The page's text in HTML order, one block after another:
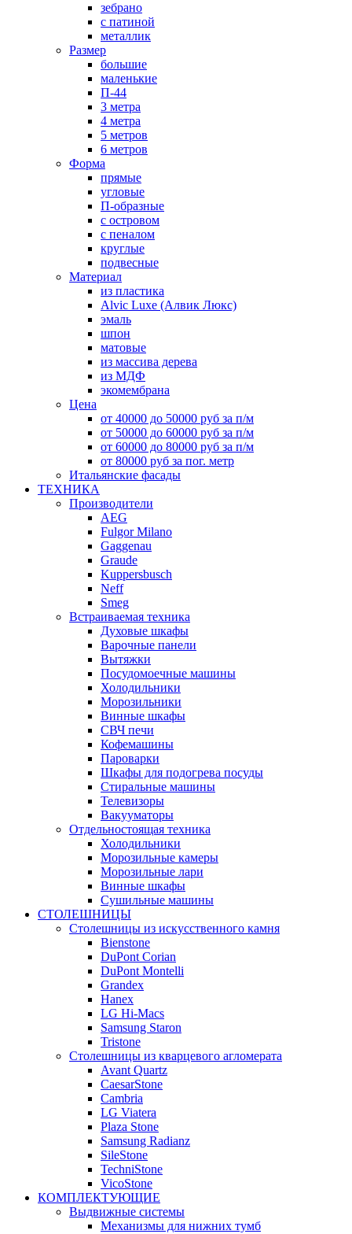
зебрано
с патиной
металлик
Размер
большие
маленькие
П-44
3 метра
4 метра
5 метров
6 метров
Форма
прямые
угловые
П-образные
с островом
с пеналом
круглые
подвесные
Материал
из пластика
Alvic Luxe (Алвик Люкс)
эмаль
шпон
матовые
из массива дерева
из МДФ
экомембрана
Цена
от 40000 до 50000 руб за п/м
от 50000 до 60000 руб за п/м
от 60000 до 80000 руб за п/м
от 80000 руб за пог. метр
Итальянские фасады
ТЕХНИКА
Производители
AEG
Fulgor Milano
Gaggenau
Graude
Kuppersbusch
Neff
Smeg
Встраиваемая техника
Духовые шкафы
Варочные панели
Вытяжки
Посудомоечные машины
Холодильники
Морозильники
Винные шкафы
СВЧ печи
Кофемашины
Пароварки
Шкафы для подогрева посуды
Стиральные машины
Телевизоры
Вакууматоры
Отдельностоящая техника
Холодильники
Морозильные камеры
Морозильные лари
Винные шкафы
Сушильные машины
СТОЛЕШНИЦЫ
Столешницы из искусственного камня
Bienstone
DuPont Corian
DuPont Montelli
Grandex
Hanex
LG Hi-Macs
Samsung Staron
Tristone
Столешницы из кварцевого агломерата
Avant Quartz
CaesarStone
Cambria
LG Viatera
Plaza Stone
Samsung Radianz
SileStone
TechniStone
VicoStone
КОМПЛЕКТУЮЩИЕ
Выдвижные системы
Механизмы для нижних тумб